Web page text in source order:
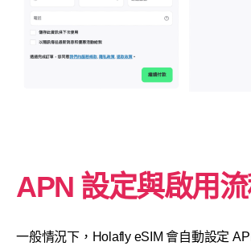
APN 設定與啟用
一般情況下，Holafly eSIM 會自動設定